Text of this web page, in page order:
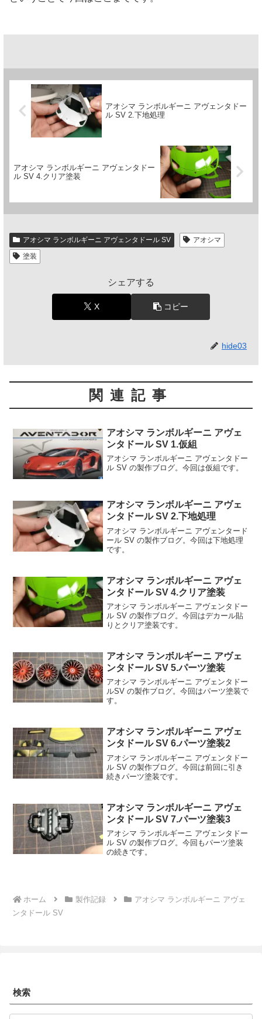
アオシマ ランボルギーニ アヴェンタドー
ル SV 2.下地処理
アオシマ ランボルギーニ アヴェンタドー
ル SV 4.クリア塗装
アオシマ ランボルギーニ アヴェンタドール SV
アオシマ
塗装
シェアする
X コピー
hide03
関連記事
アオシマ ランボルギーニ アヴェ
ンタドール SV 1.仮組
アオシマ ランボルギーニ アヴェンタドー
ル SV の製作ブログ。今回は仮組です。
アオシマ ランボルギーニ アヴェ
ンタドール SV 2.下地処理
アオシマ ランボルギーニ アヴェンタード
ール SV の製作ブログ。今回は下地処理
です。
アオシマ ランボルギーニ アヴェ
ンタドール SV 4.クリア塗装
アオシマ ランボルギーニ アヴェンタドー
ル SV の製作ブログ。今回はデカール貼
りとクリア塗装です。
アオシマ ランボルギーニ アヴェ
ンタドール SV 5.パーツ塗装
アオシマ ランボルギーニ アヴェンタドー
ルSV の製作ブログ。今回はパーツ塗装で
す。
アオシマ ランボルギーニ アヴェ
ンタドール SV 6.パーツ塗装2
アオシマ ランボルギーニ アヴェンタドー
ル SV の製作ブログ。今回は前回に引き
続きパーツ塗装です。
アオシマ ランボルギーニ アヴェ
ンタドール SV 7.パーツ塗装3
アオシマ ランボルギーニ アヴェンタドー
ル SV の製作ブログ。今回もパーツ塗装
の続きです。
ホーム 製作記録
アオシマ ランボルギーニ アヴェ
ンタドール SV
検索